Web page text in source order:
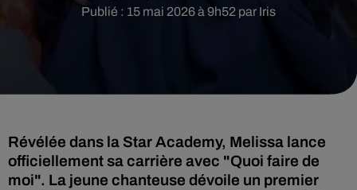
Publié : 15 mai 2026 à 9h52 par Iris
Révélée dans la Star Academy, Melissa lance
officiellement sa carrière avec "Quoi faire de
moi". La jeune chanteuse dévoile un premier